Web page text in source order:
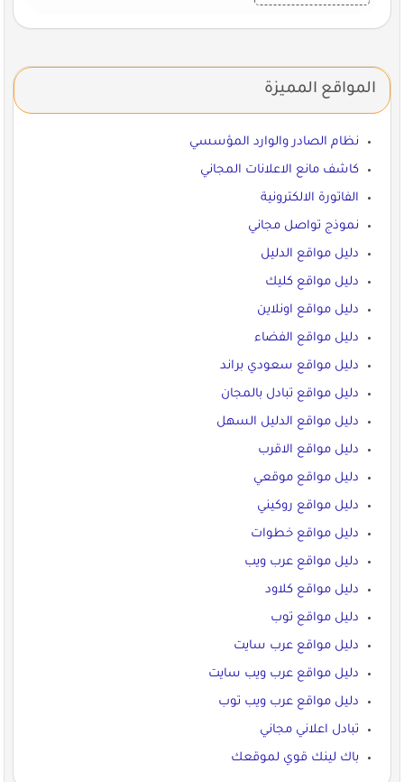
المواقع المميزة
نظام الصادر والوارد المؤسسي
كاشف مانع الاعلانات المجاني
الفاتورة الالكترونية
نموذج تواصل مجاني
دليل مواقع الدليل
دليل مواقع كليك
دليل مواقع اونلاين
دليل مواقع الفضاء
دليل مواقع سعودي براند
دليل مواقع تبادل بالمجان
دليل مواقع الدليل السهل
دليل مواقع الاقرب
دليل مواقع موقعي
دليل مواقع روكيني
دليل مواقع خطوات
دليل مواقع عرب ويب
دليل مواقع كلاود
دليل مواقع توب
دليل مواقع عرب سايت
دليل مواقع عرب ويب سايت
دليل مواقع عرب ويب توب
تبادل اعلاني مجاني
باك لينك قوي لموقعك